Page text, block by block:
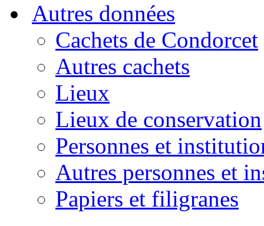
Autres données
Cachets de Condorcet
Autres cachets
Lieux
Lieux de conservation
Personnes et
Autres personnes et
Papiers et filigranes